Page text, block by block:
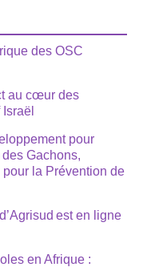
des OSC
au cœur des
pour
Gachons,
pour la Prévention de
est en ligne
en Afrique :